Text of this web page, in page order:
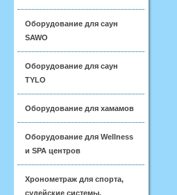
Оборудование для саун
SAWO
Оборудование для саун
TYLO
Оборудование для хамамов
Оборудование для Wellness
и SPA центров
Хронометраж для спорта,
судейские системы,